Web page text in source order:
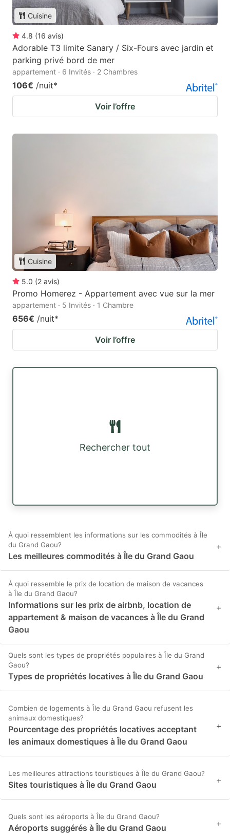
Cuisine
4.8 (16 avis)
Adorable T3 limite Sanary / Six-Fours avec jardin et
parking privé bord de mer
appartement · 6 Invités · 2 Chambres
106€ /nuit*
Voir l’offre
Cuisine
5.0 (2 avis)
Promo Homerez - Appartement avec vue sur la mer
appartement · 5 Invités · 1 Chambre
656€ /nuit*
Voir l’offre
Rechercher tout
À quoi ressemblent les informations sur les commodités à Île
du Grand Gaou?
Les meilleures commodités à Île du Grand Gaou
+
À quoi ressemble le prix de location de maison de vacances
à Île du Grand Gaou?
Informations sur les prix de airbnb, location de
appartement & maison de vacances à Île du Grand
Gaou
+
Quels sont les types de propriétés populaires à Île du Grand
Gaou?
Types de propriétés locatives à Île du Grand Gaou
+
Combien de logements à Île du Grand Gaou refusent les
animaux domestiques?
Pourcentage des propriétés locatives acceptant
les animaux domestiques à Île du Grand Gaou
+
Les meilleures attractions touristiques à Île du Grand Gaou?
Sites touristiques à Île du Grand Gaou +
Quels sont les aéroports à Île du Grand Gaou?
Aéroports suggérés à Île du Grand Gaou +